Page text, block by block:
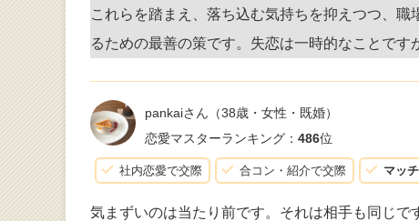
これらを踏まえ、落ち込む気持ちを抑えつつ、
るための最善の策です。失恋は一時的なことです
pankaiさん （38歳・女性・既婚）
恋愛マスターランキング： 486位
社内恋愛で交際 合コン・紹介で交際 マッ
気まずいのは当たり前です。それは相手も同じで